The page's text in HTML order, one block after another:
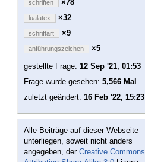
schriften ×78
lualatex ×32
schriftart ×9
anführungszeichen
×5
gestellte Frage: 12 Sep '21, 01:53
Frage wurde gesehen: 5,566 Mal
zuletzt geändert: 16 Feb '22, 15:23
Alle Beiträge auf dieser Webseite
unterliegen, soweit nicht anders
angegeben, der Creative Commons